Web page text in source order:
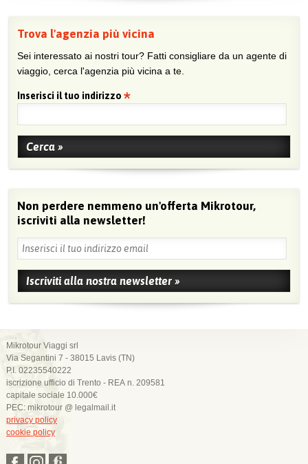
Trova l'agenzia più vicina
Sei interessato ai nostri tour? Fatti consigliare da un agente di
viaggio, cerca l'agenzia più vicina a te.
Inserisci il tuo indirizzo
Non perdere nemmeno un'offerta Mikrotour,
iscriviti alla newsletter!
Mikrotour Viaggi srl
Via Segantini 7 - 38015 Lavis (TN)
P.I. 02235540222
iscrizione ufficio di Trento - REA n. 209581
capitale sociale 10.000€
PEC: mikrotour @ legalmail.it
privacy policy
cookie policy